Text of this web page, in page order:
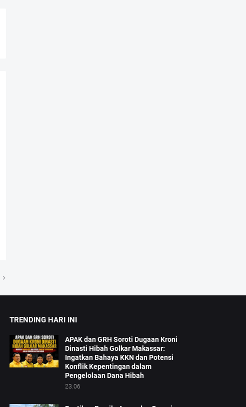
TRENDING HARI INI
APAK dan GRH Soroti Dugaan Kroni
Dinasti Hibah Golkar Makassar:
Ingatkan Bahaya KKN dan Potensi
Konflik Kepentingan dalam
Pengelolaan Dana Hibah
23.06